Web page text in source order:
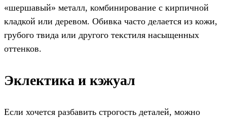
«шершавый» металл, комбинирование с кирпичной
кладкой или деревом. Обивка часто делается из кожи,
грубого твида или другого текстиля насыщенных
оттенков.
Эклектика и кэжуал
Если хочется разбавить строгость деталей, можно